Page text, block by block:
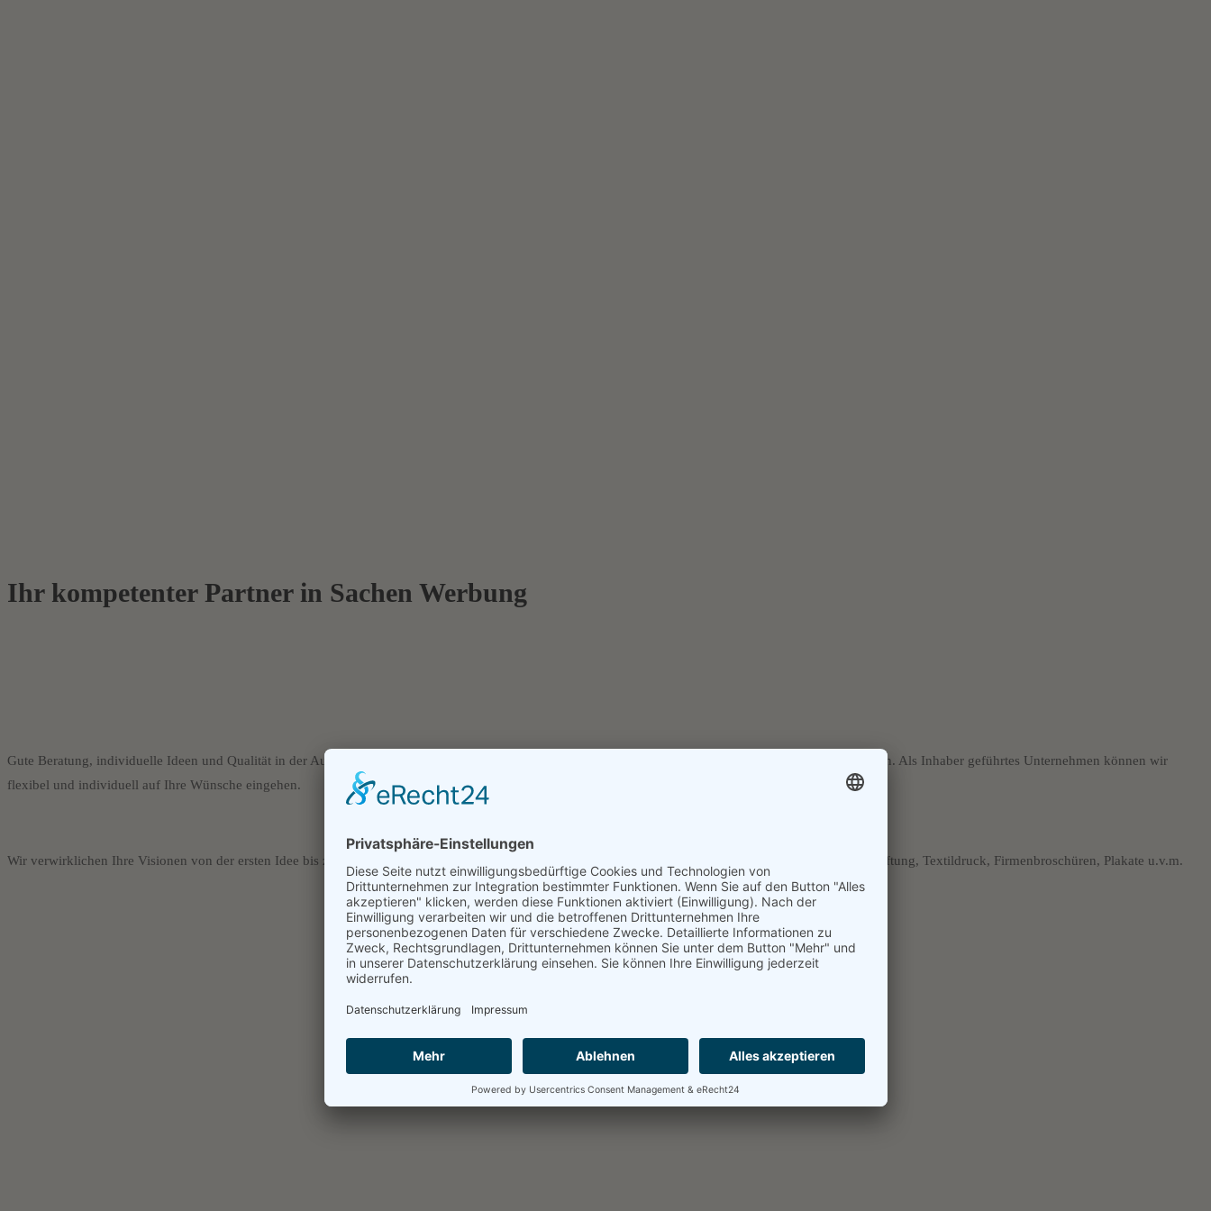
Ihr kompetenter Partner in Sachen Werbung
Gute Beratung, individuelle Ideen und Qualität in der Ausführung ist unser Prinzip. Damit haben wir schon seit vielen Jahren Erfolge und zufriedene Kunden. Als Inhaber geführtes Unternehmen können wir
flexibel und individuell auf Ihre Wünsche eingehen.
Wir verwirklichen Ihre Visionen von der ersten Idee bis zum Endprodukt. Egal ob Flyer, Visitenkarten, Schaufensterbeschriftung, Werbebanner, Kfz-Beschriftung, Textildruck, Firmenbroschüren, Plakate u.v.m.